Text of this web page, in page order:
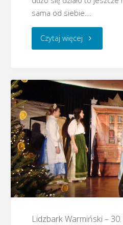
sama od siebie.…
Czytaj więcej"Lidzbark
–
Warsztaty
teatralne"
Lidzbark Warmiński –